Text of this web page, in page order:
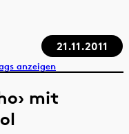
21.11.2011
anzeigen
mit